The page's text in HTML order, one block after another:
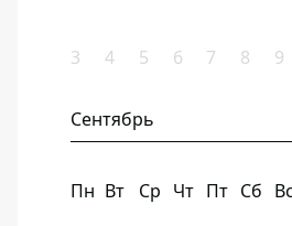
3 4 5 6 7 8 9
Сентябрь
Пн Вт Ср Чт Пт Сб Вс